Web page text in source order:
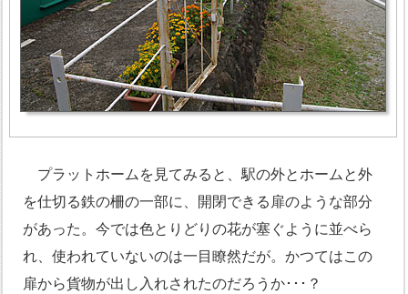
プラットホームを見てみると、駅の外とホームと外
を仕切る鉄の柵の一部に、開閉できる扉のような部分
があった。今では色とりどりの花が塞ぐように並べら
れ、使われていないのは一目瞭然だが。かつてはこの
扉から貨物が出し入れされたのだろうか･･･？